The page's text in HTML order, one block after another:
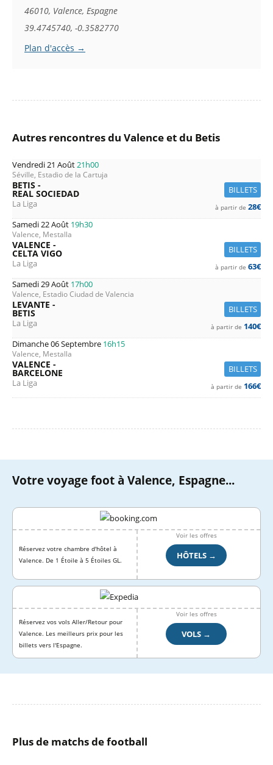
46010, Valence, Espagne
39.4745740, -0.3582770
Plan d'accès →
Autres rencontres du Valence et du Betis
Vendredi 21 Août21h00
Séville, Estadio de la Cartuja
BILLETS
BETIS -
REAL SOCIEDAD
La Liga à partir de 28€
Samedi 22 Août 19h30
Valence, Mestalla
BILLETS
VALENCE -
CELTA VIGO
La Liga à partir de 63€
Samedi 29 Août 17h00
Valence, Estadio Ciudad de Valencia
BILLETS
LEVANTE -
BETIS
La Liga à partir de 140€
Dimanche 06 Septembre 16h15
Valence, Mestalla
BILLETS
VALENCE -
BARCELONE
La Liga à partir de 166€
Votre voyage foot à Valence, Espagne...
Réservez votre chambre d'hôtel à
Valence. De 1 Étoile à 5 Étoiles GL.
Voir les offres
HÔTELS →
Réservez vos vols Aller/Retour pour
Valence. Les meilleurs prix pour les
billets vers l'Espagne.
Voir les offres
VOLS →
Plus de matchs de football